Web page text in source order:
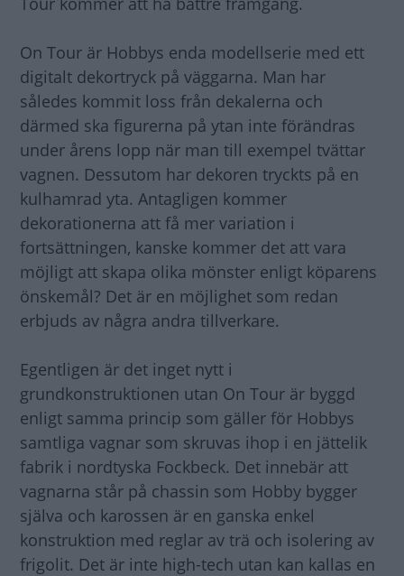
On Tour är Hobbys enda modellserie med ett
digitalt dekortryck på väggarna. Man har
således kommit loss från dekalerna och
därmed ska figurerna på ytan inte förändras
under årens lopp när man till exempel tvättar
vagnen. Dessutom har dekoren tryckts på en
kulhamrad yta. Antagligen kommer
dekorationerna att få mer variation i
fortsättningen, kanske kommer det att vara
möjligt att skapa olika mönster enligt köparens
önskemål? Det är en möjlighet som redan
erbjuds av några andra tillverkare.
Egentligen är det inget nytt i
grundkonstruktionen utan On Tour är byggd
enligt samma princip som gäller för Hobbys
samtliga vagnar som skruvas ihop i en jättelik
fabrik i nordtyska Fockbeck. Det innebär att
vagnarna står på chassin som Hobby bygger
själva och karossen är en ganska enkel
konstruktion med reglar av trä och isolering av
frigolit. Det är inte high-tech utan kan kallas en